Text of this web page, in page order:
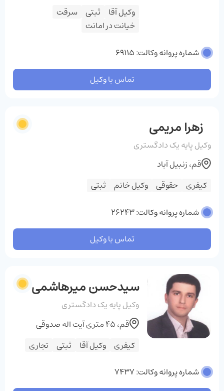
وکیل آقا ثبتی سرقت
خیانت در امانت
شماره پروانه وکالت: 69115
تماس با وکیل
زهرا مریمی
وکیل پایه یک دادگستری
کیفری حقوقی وکیل خانم ثبتی
قم، زنبیل آباد
شماره پروانه وکالت: 26243
تماس با وکیل
سیدحسن میرهاشمی
وکیل پایه یک دادگستری
کیفری وکیل آقا ثبتی تجاری
قم، ۴۵ متری آیت اله صدوقی
شماره پروانه وکالت: 7437